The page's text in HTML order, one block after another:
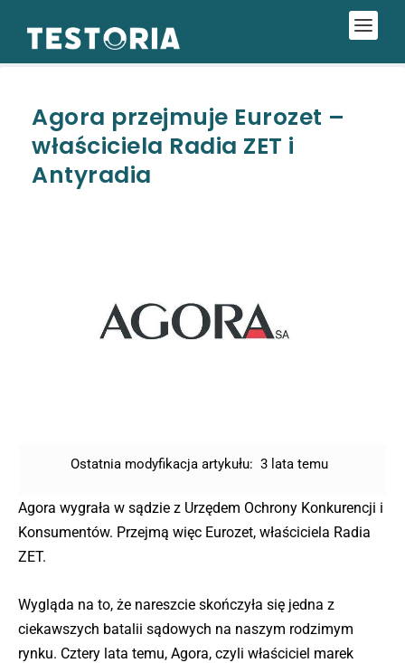
Agora przejmuje Eurozet –
właściciela Radia ZET i
Antyradia
Ostatnia modyfikacja artykułu: 3 lata temu
Agora wygrała w sądzie z Urzędem Ochrony Konkurencji i
Konsumentów. Przejmą więc Eurozet, właściciela Radia
ZET.
Wygląda na to, że nareszcie skończyła się jedna z
ciekawszych batalii sądowych na naszym rodzimym
rynku. Cztery lata temu, Agora, czyli właściciel marek